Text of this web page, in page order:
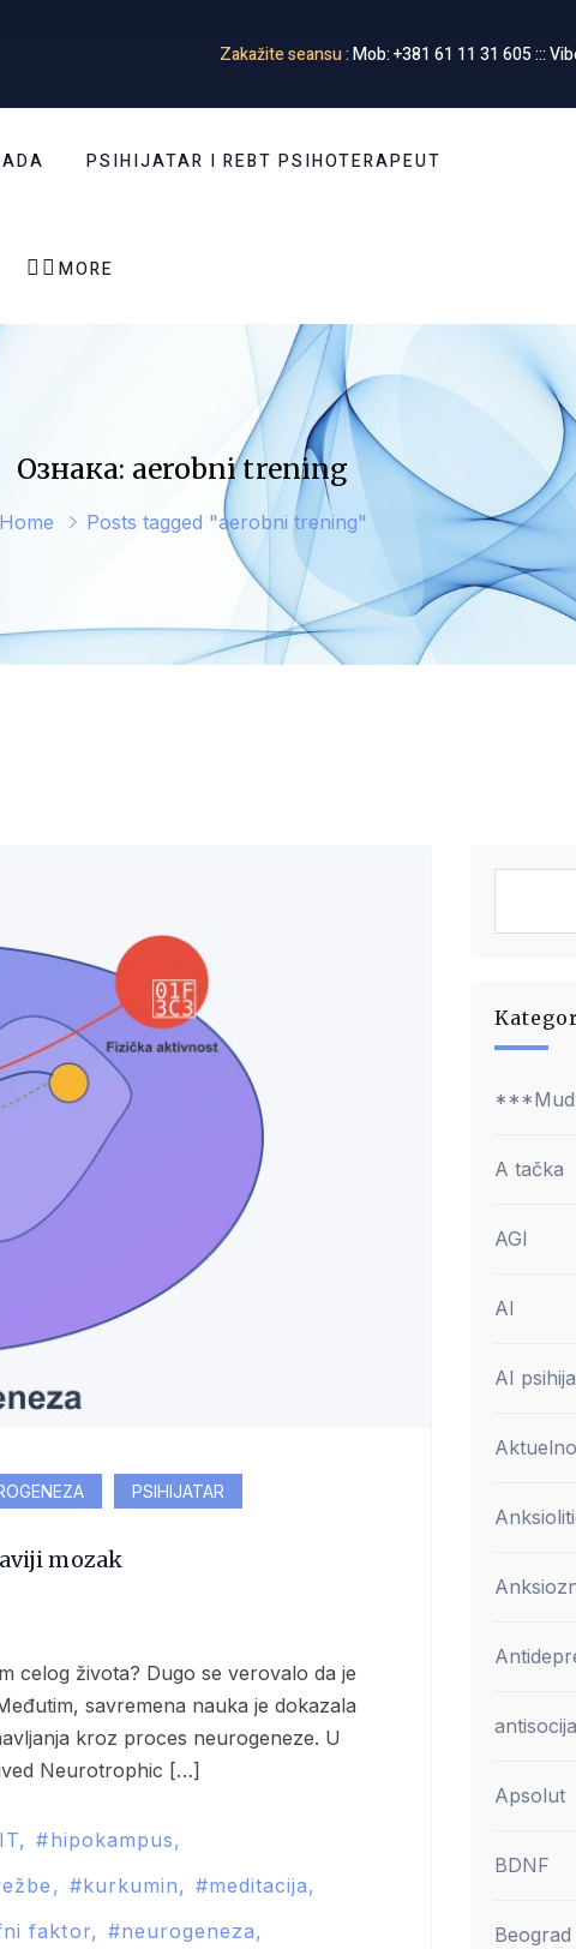
Zakažite seansu: Mob: +381 61 11 31 605 :::
PSIHIJATAR I REBT PSIHOTERAPEUT
  MORE
Ознака: aerobni trening
Home Posts tagged "aerobni trening"
PSIHIJATAR
mozak
savremena nauka je dokazala
kroz proces neurogeneze. U
Neurotrophic […]
hipokampus
kurkumin
meditacija
faktor
neurogeneza
A tačka
AGI
AI
AI
Apsolut
BDNF
Beograd